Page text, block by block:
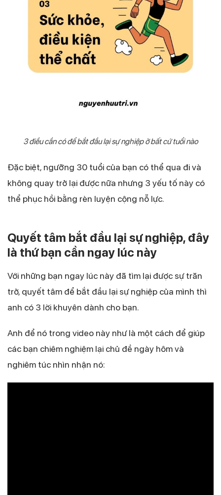
3 điều cần có để bắt đầu lại sự nghiệp ở bất cứ tuổi nào
Đặc biệt, ngưỡng 30 tuổi của bạn có thể qua đi và
không quay trở lại được nữa nhưng 3 yếu tố này có
thể phục hồi bằng rèn luyện cộng nỗ lực.
Quyết tâm bắt đầu lại sự nghiệp, đây
là thứ bạn cần ngay lúc này
Với những bạn ngay lúc này đã tìm lại được sự trăn
trở, quyết tâm để bắt đầu lại sự nghiệp của mình thì
anh có 3 lời khuyên dành cho bạn.
Anh để nó trong video này như là một cách để giúp
các bạn chiêm nghiệm lại chủ đề ngày hôm và
nghiêm túc nhìn nhận nó: